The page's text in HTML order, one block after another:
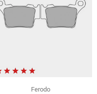
Ferodo